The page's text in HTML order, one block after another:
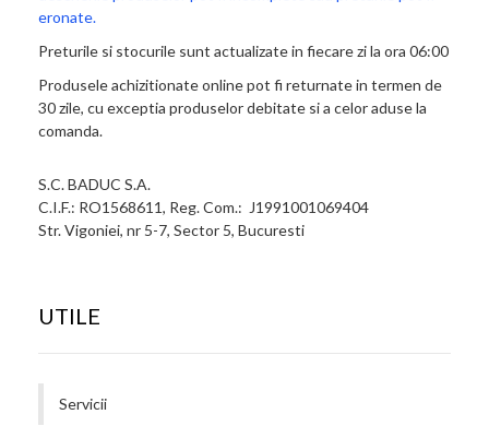
eronate.
Preturile si stocurile sunt actualizate in fiecare zi la ora 06:00
Produsele achizitionate online pot fi returnate in termen de
30 zile, cu exceptia produselor debitate si a celor aduse la
comanda.
S.C. BADUC S.A.
C.I.F.: RO1568611, Reg. Com.: J1991001069404
Str. Vigoniei, nr 5-7, Sector 5, Bucuresti
UTILE
Servicii